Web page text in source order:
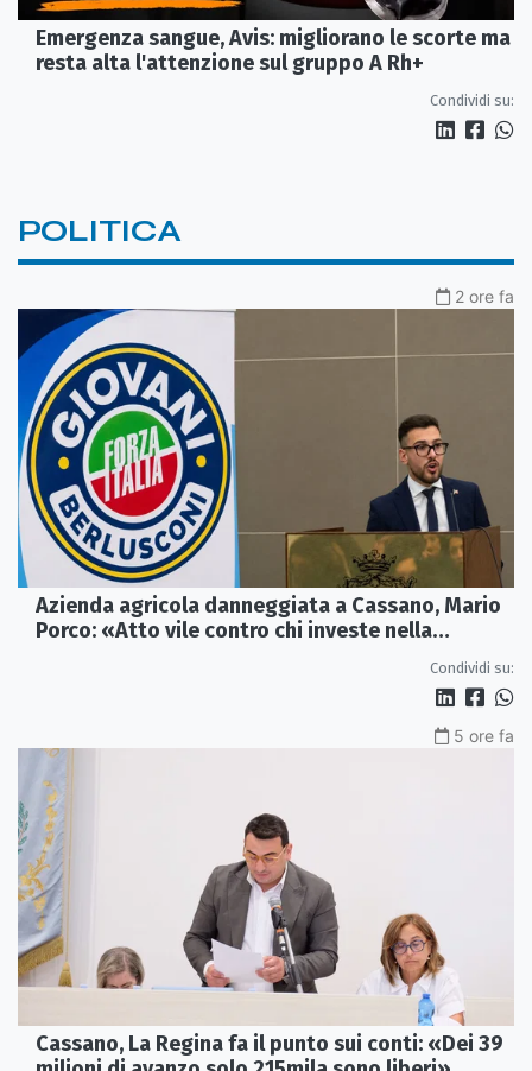
Emergenza sangue, Avis: migliorano le scorte ma
resta alta l'attenzione sul gruppo A Rh+
Condividi su:
POLITICA
2 ore fa
Azienda agricola danneggiata a Cassano, Mario
Porco: «Atto vile contro chi investe nella
Condividi su:
5 ore fa
Cassano, La Regina fa il punto sui conti: «Dei 39